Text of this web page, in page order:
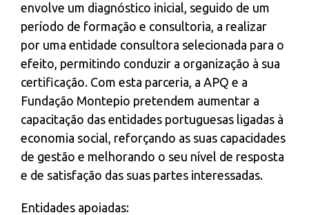
envolve um diagnóstico inicial, seguido de um
período de formação e consultoria, a realizar
por uma entidade consultora selecionada para o
efeito, permitindo conduzir a organização à sua
certificação. Com esta parceria, a APQ e a
Fundação Montepio pretendem aumentar a
capacitação das entidades portuguesas ligadas à
economia social, reforçando as suas capacidades
de gestão e melhorando o seu nível de resposta
e de satisfação das suas partes interessadas.
Entidades apoiadas: